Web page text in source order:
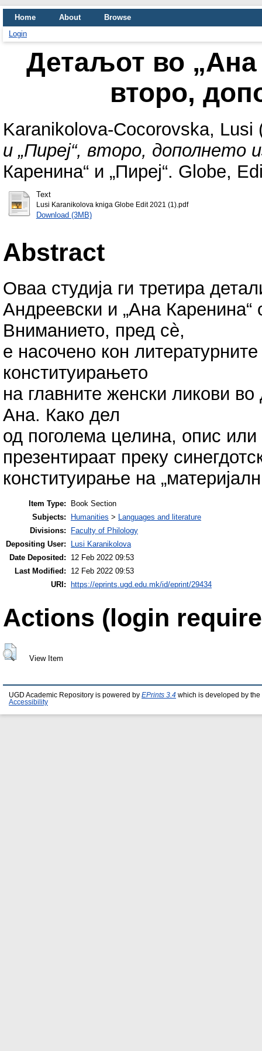
Home About
Browse
Login
Детаљот во „Ана
второ,
Karanikolova-Cocorovska, Lusi
и „Пиреј“, второ, дополнето
Каренина“ и „Пиреј“. Globe,
Text
Lusi Karanikolova kniga Globe Edit 2021 (1).pdf
Download (3MB)
Abstract
Оваа студија ги третира
Андреевски и „Ана Каренина“
Вниманието, пред сè,
е насочено кон
конституирањето
на главните женски ликови
Ана. Како дел
од поголема целина, опис
презентираат преку
конституирање на
Item Type:
Book Section
Subjects:
Humanities > Languages and literature
Divisions:
Faculty of Philology
Depositing User:
Lusi Karanikolova
Date Deposited:
12 Feb 2022 09:53
Last Modified:
12 Feb 2022 09:53
URI:
https://eprints.ugd.edu.mk/id/eprint/29434
Actions (login
View Item
UGD Academic Repository is powered by EPrints 3.4 which is developed by the
Accessibility